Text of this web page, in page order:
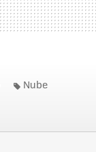
Nube